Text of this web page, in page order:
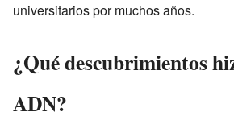
universitarios por muchos años.
¿Qué descubrimientos
ADN?